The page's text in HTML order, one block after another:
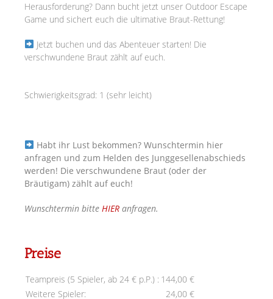
Herausforderung? Dann bucht jetzt unser Outdoor Escape
Game und sichert euch die ultimative Braut-Rettung!
Jetzt buchen und das Abenteuer starten! Die
verschwundene Braut zählt auf euch.
Schwierigkeitsgrad: 1 (sehr leicht)
Habt ihr Lust bekommen? Wunschtermin hier
anfragen und zum Helden des Junggesellenabschieds
werden! Die verschwundene Braut (oder der
Bräutigam) zählt auf euch!
Wunschtermin bitte HIER anfragen.
Preise
Teampreis (5 Spieler, ab 24 € p.P.) : 144,00 €
Weitere Spieler:
24,00 €